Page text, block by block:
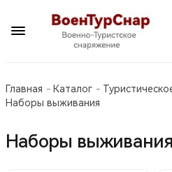
Главная Каталог
Наборы выживания
Наборы выживания